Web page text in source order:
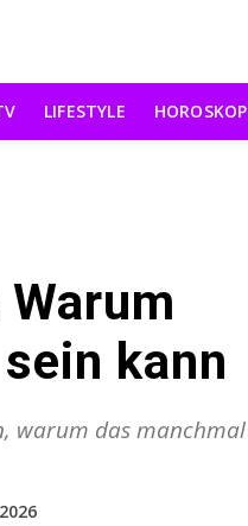
LIFESTYLE HOROSKOP
kann
warum das manchmal